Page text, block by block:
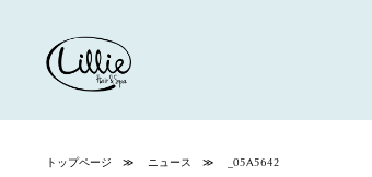
トップページ ニュース _05A5642